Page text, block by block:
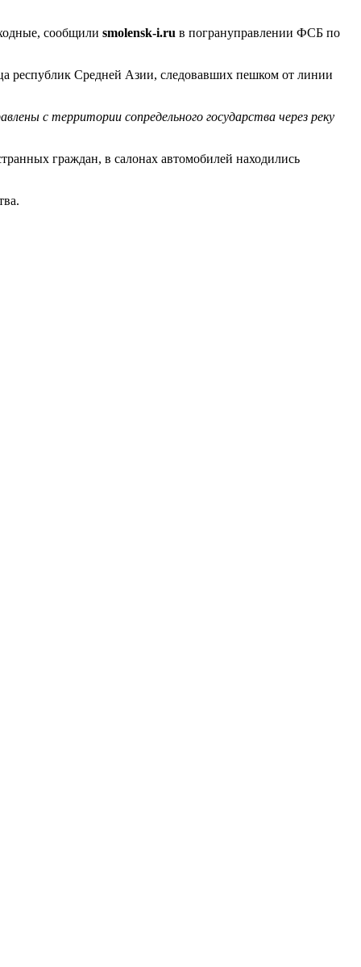
сообщили smolensk-i.ru в погрануправлении ФСБ по
республик Средней Азии, следовавших пешком от линии
с территории сопредельного государства через реку
граждан, в салонах автомобилей находились